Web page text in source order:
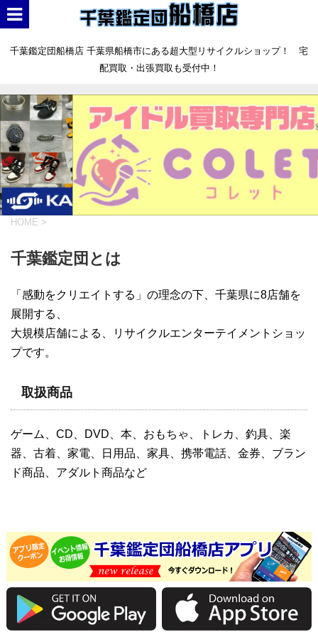
千葉鑑定団船橋店 千葉県船橋市にある超大型リサイクルショップ！ 宅
配買取・出張買取も受付中！
HOME >
千葉鑑定団とは
「感動をクリエイトする」の理念の下、千葉県に8店舗を
展開する、
大規模店舗による、リサイクルエンターテイメントショッ
プです。
取扱商品
ゲーム、CD、DVD、本、おもちゃ、トレカ、釣具、楽
器、古着、家電、日用品、家具、携帯電話、金券、ブラン
ド商品、アダルト商品など